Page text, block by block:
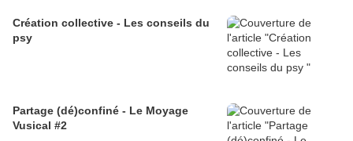
Création collective - Les conseils du
psy
Partage (dé)confiné - Le Moyage
Vusical #2